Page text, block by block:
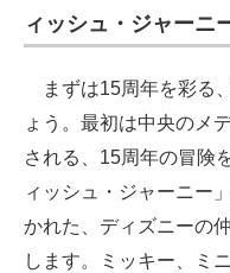
ィッシュ・ジャーニ
まずは15周年を彩る
ょう。最初は中央のメ
される、15周年の冒険
ィッシュ・ジャーニー
かれた、ディズニーの
します。ミッキー、ミ